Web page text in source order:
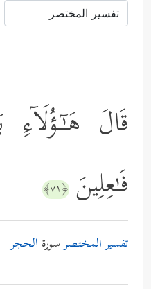
قَالَ
فَـٰعِلِینَ ﴿٧١﴾
تفسير المختصرسورة الحجر